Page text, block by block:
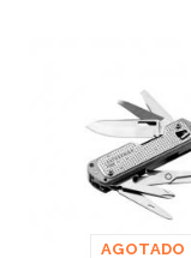
AGOTADO